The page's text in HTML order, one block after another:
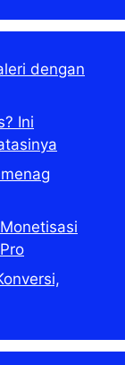
dengan
Ini